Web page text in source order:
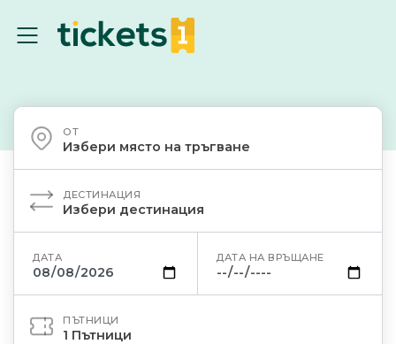
ОТ
Избери място на тръгване
ДЕСТИНАЦИЯ
Избери дестинация
ДАТА ДАТА НА ВРЪЩАНЕ
ПЪТНИЦИ
1 Пътници